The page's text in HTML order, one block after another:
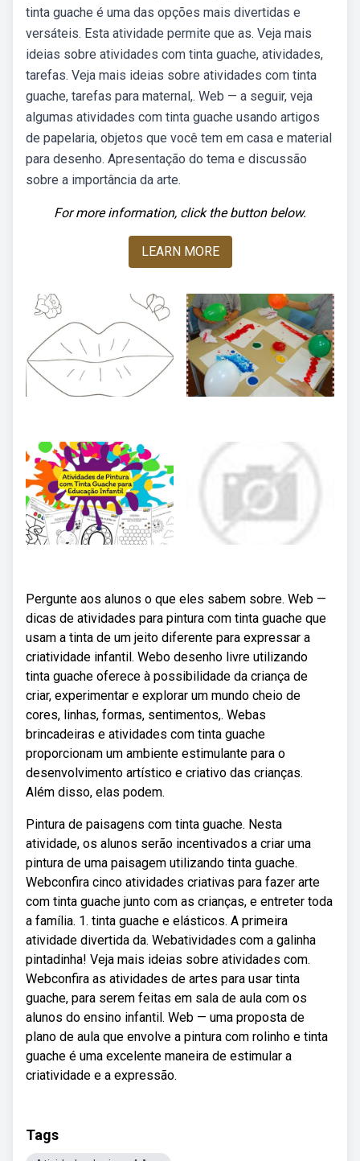
tinta guache é uma das opções mais divertidas e
versáteis. Esta atividade permite que as. Veja mais
ideias sobre atividades com tinta guache, atividades,
tarefas. Veja mais ideias sobre atividades com tinta
guache, tarefas para maternal,. Web — a seguir, veja
algumas atividades com tinta guache usando artigos
de papelaria, objetos que você tem em casa e material
para desenho. Apresentação do tema e discussão
sobre a importância da arte.
For more information, click the button below.
LEARN MORE
Pergunte aos alunos o que eles sabem sobre. Web —
dicas de atividades para pintura com tinta guache que
usam a tinta de um jeito diferente para expressar a
criatividade infantil. Webo desenho livre utilizando
tinta guache oferece à possibilidade da criança de
criar, experimentar e explorar um mundo cheio de
cores, linhas, formas, sentimentos,. Webas
brincadeiras e atividades com tinta guache
proporcionam um ambiente estimulante para o
desenvolvimento artístico e criativo das crianças.
Além disso, elas podem.
Pintura de paisagens com tinta guache. Nesta
atividade, os alunos serão incentivados a criar uma
pintura de uma paisagem utilizando tinta guache.
Webconfira cinco atividades criativas para fazer arte
com tinta guache junto com as crianças, e entreter toda
a família. 1. tinta guache e elásticos. A primeira
atividade divertida da. Webatividades com a galinha
pintadinha! Veja mais ideias sobre atividades com.
Webconfira as atividades de artes para usar tinta
guache, para serem feitas em sala de aula com os
alunos do ensino infantil. Web — uma proposta de
plano de aula que envolve a pintura com rolinho e tinta
guache é uma excelente maneira de estimular a
criatividade e a expressão.
Tags